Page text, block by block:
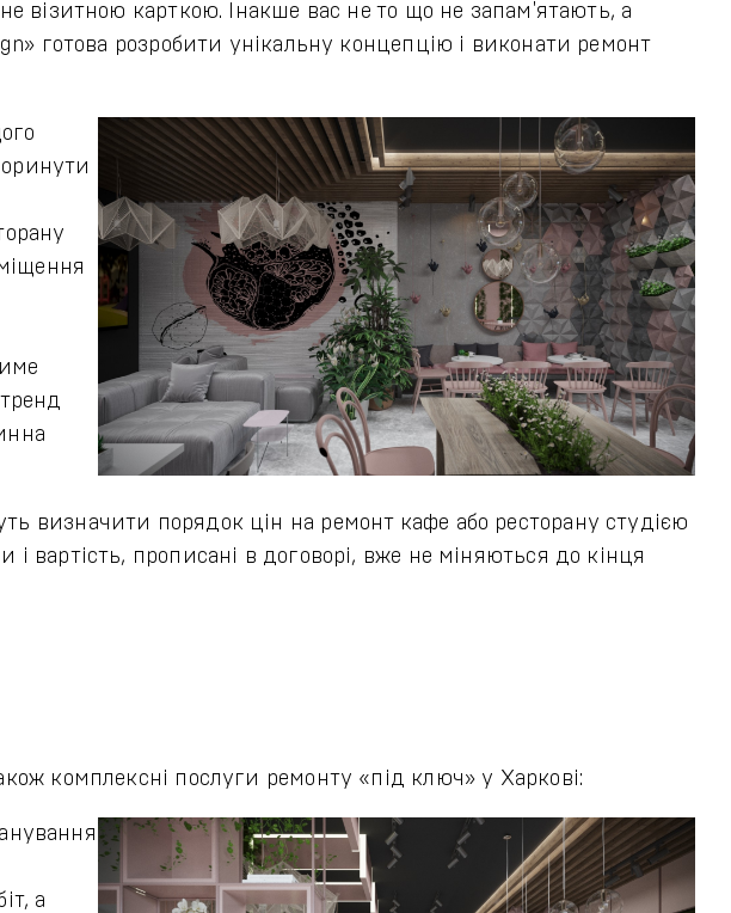
візитною карткою. Інакше вас не то що не запам'ятають, а
готова розробити унікальну концепцію і виконати ремонт
визначити порядок цін на ремонт кафе або ресторану студією
вартість, прописані в договорі, вже не міняються до кінця
комплексні послуги ремонту «під ключ» у Харкові:
а